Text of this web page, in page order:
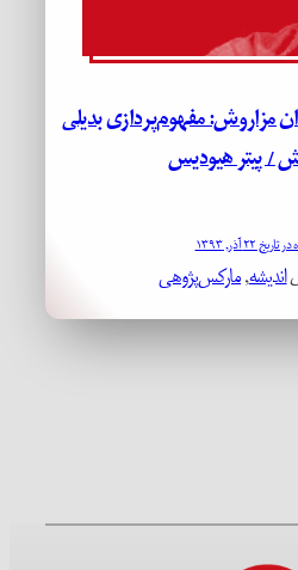
مزاروش: مفهوم‌پردازی بدیلی
/ پیتر هیودیس
۲۲ آذر, ۱۳۹۳
اندیشه, مارکس‌پژوهی